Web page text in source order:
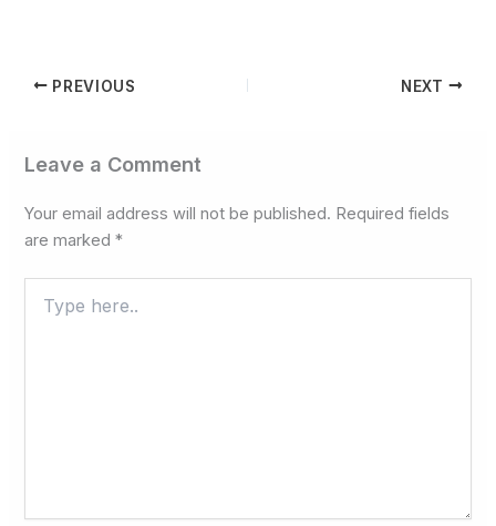
PREVIOUS NEXT
Leave a Comment
Your email address will not be published. Required fields
are marked*
here..